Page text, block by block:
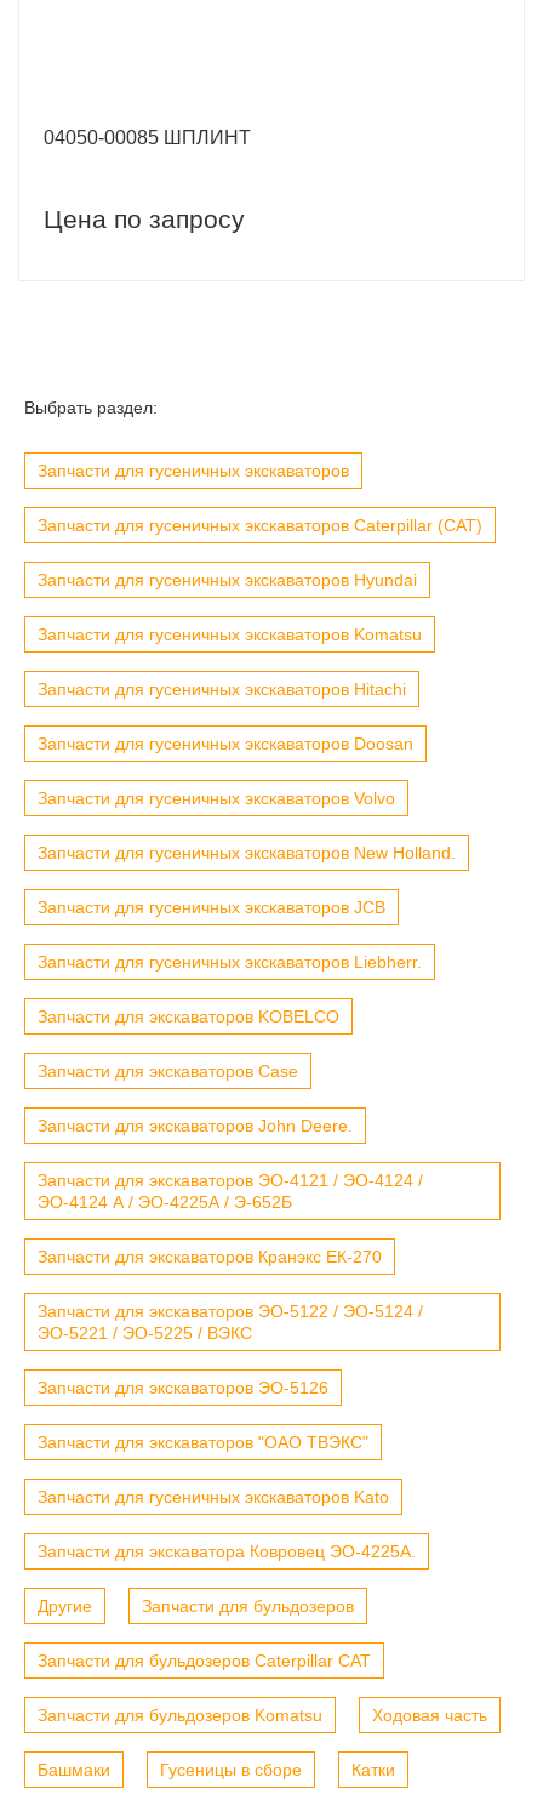
04050-00085 ШПЛИНТ
Цена по запросу
Выбрать раздел:
Запчасти для гусеничных экскаваторов
Запчасти для гусеничных экскаваторов Caterpillar (CAT)
Запчасти для гусеничных экскаваторов Hyundai
Запчасти для гусеничных экскаваторов Komatsu
Запчасти для гусеничных экскаваторов Hitachi
Запчасти для гусеничных экскаваторов Doosan
Запчасти для гусеничных экскаваторов Volvo
Запчасти для гусеничных экскаваторов New Holland.
Запчасти для гусеничных экскаваторов JCB
Запчасти для гусеничных экскаваторов Liebherr.
Запчасти для экскаваторов KOBELCO
Запчасти для экскаваторов Case
Запчасти для экскаваторов John Deere.
Запчасти для экскаваторов ЭО-4121 / ЭО-4124 /
ЭО-4124 А / ЭО-4225А / Э-652Б
Запчасти для экскаваторов Кранэкс ЕК-270
Запчасти для экскаваторов ЭО-5122 / ЭО-5124 /
ЭО-5221 / ЭО-5225 / ВЭКС
Запчасти для экскаваторов ЭО-5126
Запчасти для экскаваторов "ОАО ТВЭКС"
Запчасти для гусеничных экскаваторов Kato
Запчасти для экскаватора Ковровец ЭО-4225А.
Другие Запчасти для бульдозеров
Запчасти для бульдозеров Caterpillar CAT
Запчасти для бульдозеров Komatsu Ходовая часть
Башмаки Гусеницы в сборе Катки